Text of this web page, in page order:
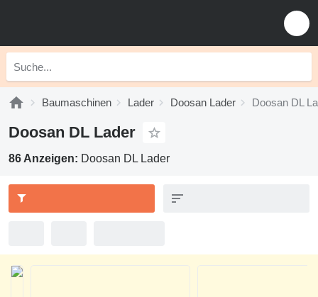
Baumaschinen Lader Doosan Lader Doosan DL
Doosan DL Lader
86 Anzeigen: Doosan DL Lader